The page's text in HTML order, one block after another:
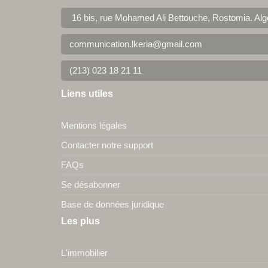
16 bis, rue Mohamed Ali Bettouche, Rostomia.
communication.lkeria@gmail.com
(213) 023 18 21 11
Liens utiles
Mentions légales
Contacter notre support
FAQs
Se désabonner
Base de données juridique
Les plus
L'immobilier